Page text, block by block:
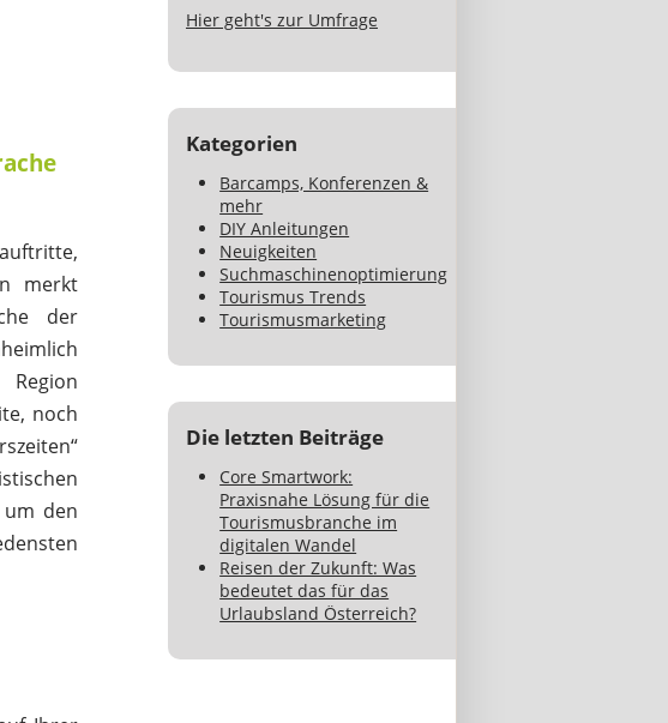
merkt
der
noch
um den
Hier geht's zur Umfrage
Kategorien
Barcamps, Konferenzen &
mehr
DIY Anleitungen
Neuigkeiten
Suchmaschinenoptimierung
Tourismus Trends
Tourismusmarketing
Die letzten Beiträge
Core Smartwork:
Praxisnahe Lösung für die
Tourismusbranche im
digitalen Wandel
Reisen der Zukunft: Was
bedeutet das für das
Urlaubsland Österreich?